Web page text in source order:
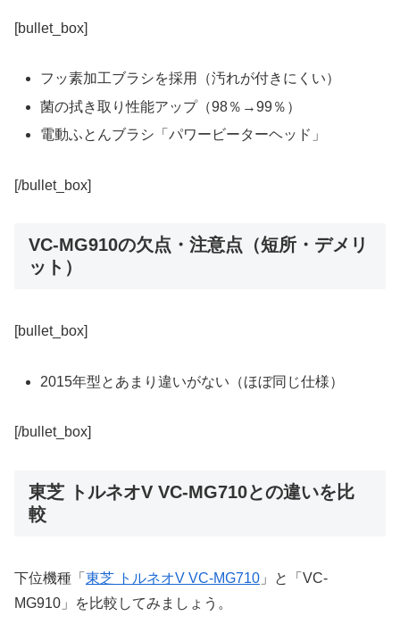
[bullet_box]
フッ素加工ブラシを採用（汚れが付きにくい）
菌の拭き取り性能アップ（98％→99％）
電動ふとんブラシ「パワービーターヘッド」
[/bullet_box]
VC-MG910の欠点・注意点（短所・デメリ
ット）
[bullet_box]
2015年型とあまり違いがない（ほぼ同じ仕様）
[/bullet_box]
東芝 トルネオV VC-MG710との違いを比
較
下位機種「 東芝 トルネオV VC-MG710 」と「VC-
MG910」を比較してみましょう。